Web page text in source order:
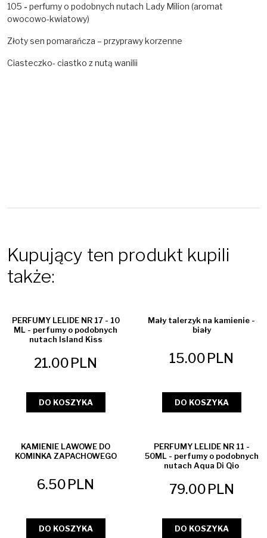
105 - perfumy o podobnych nutach Lady Milion (aromat
owocowo-kwiatowy)
Złoty sen pomarańcza – przyprawy korzenne
Ciasteczko- ciastko z nutą wanilii
Kupujący ten produkt kupili
także:
PERFUMY LELIDE NR 17 - 10
ML - perfumy o podobnych
nutach Island Kiss
21.00PLN
DO KOSZYKA
Mały talerzyk na kamienie -
biały
15.00PLN
DO KOSZYKA
KAMIENIE LAWOWE DO
KOMINKA ZAPACHOWEGO
6.50PLN
DO KOSZYKA
PERFUMY LELIDE NR 11 -
50ML - perfumy o podobnych
nutach Aqua Di Qio
79.00PLN
DO KOSZYKA